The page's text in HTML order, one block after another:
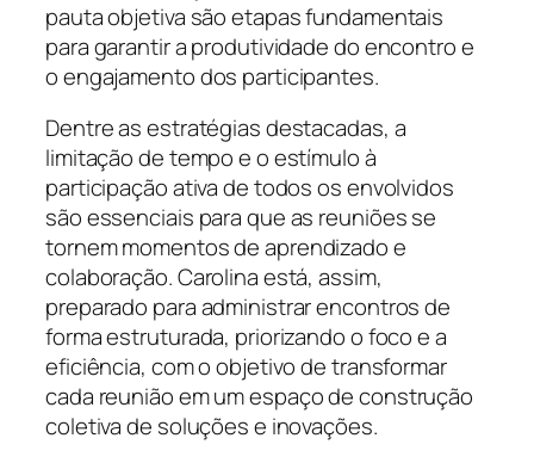
pauta objetiva são etapas fundamentais
para garantir a produtividade do encontro e
o engajamento dos participantes.
Dentre as estratégias destacadas, a
limitação de tempo e o estímulo à
participação ativa de todos os envolvidos
são essenciais para que as reuniões se
tornem momentos de aprendizado e
colaboração. Carolina está, assim,
preparado para administrar encontros de
forma estruturada, priorizando o foco e a
eficiência, com o objetivo de transformar
cada reunião em um espaço de construção
coletiva de soluções e inovações.